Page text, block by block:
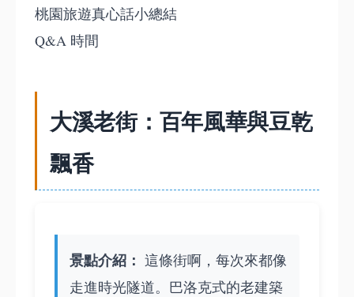
桃園旅遊真心話小總結
Q&A 時間
大溪老街：百年風華與豆乾
飄香
景點介紹： 這條街啊，每次來都像
走進時光隧道。巴洛克式的老建築